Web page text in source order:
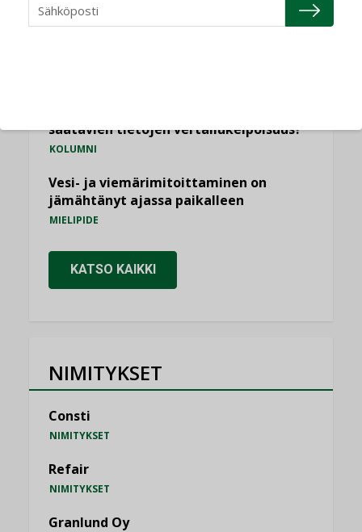
KOLUMNI
saatavien tietojen vertailukelpoisuus?
KOLUMNI
Vesi- ja viemärimitoittaminen on
jämähtänyt ajassa paikalleen
MIELIPIDE
KATSO KAIKKI
NIMITYKSET
Consti
NIMITYKSET
Refair
NIMITYKSET
Granlund Oy